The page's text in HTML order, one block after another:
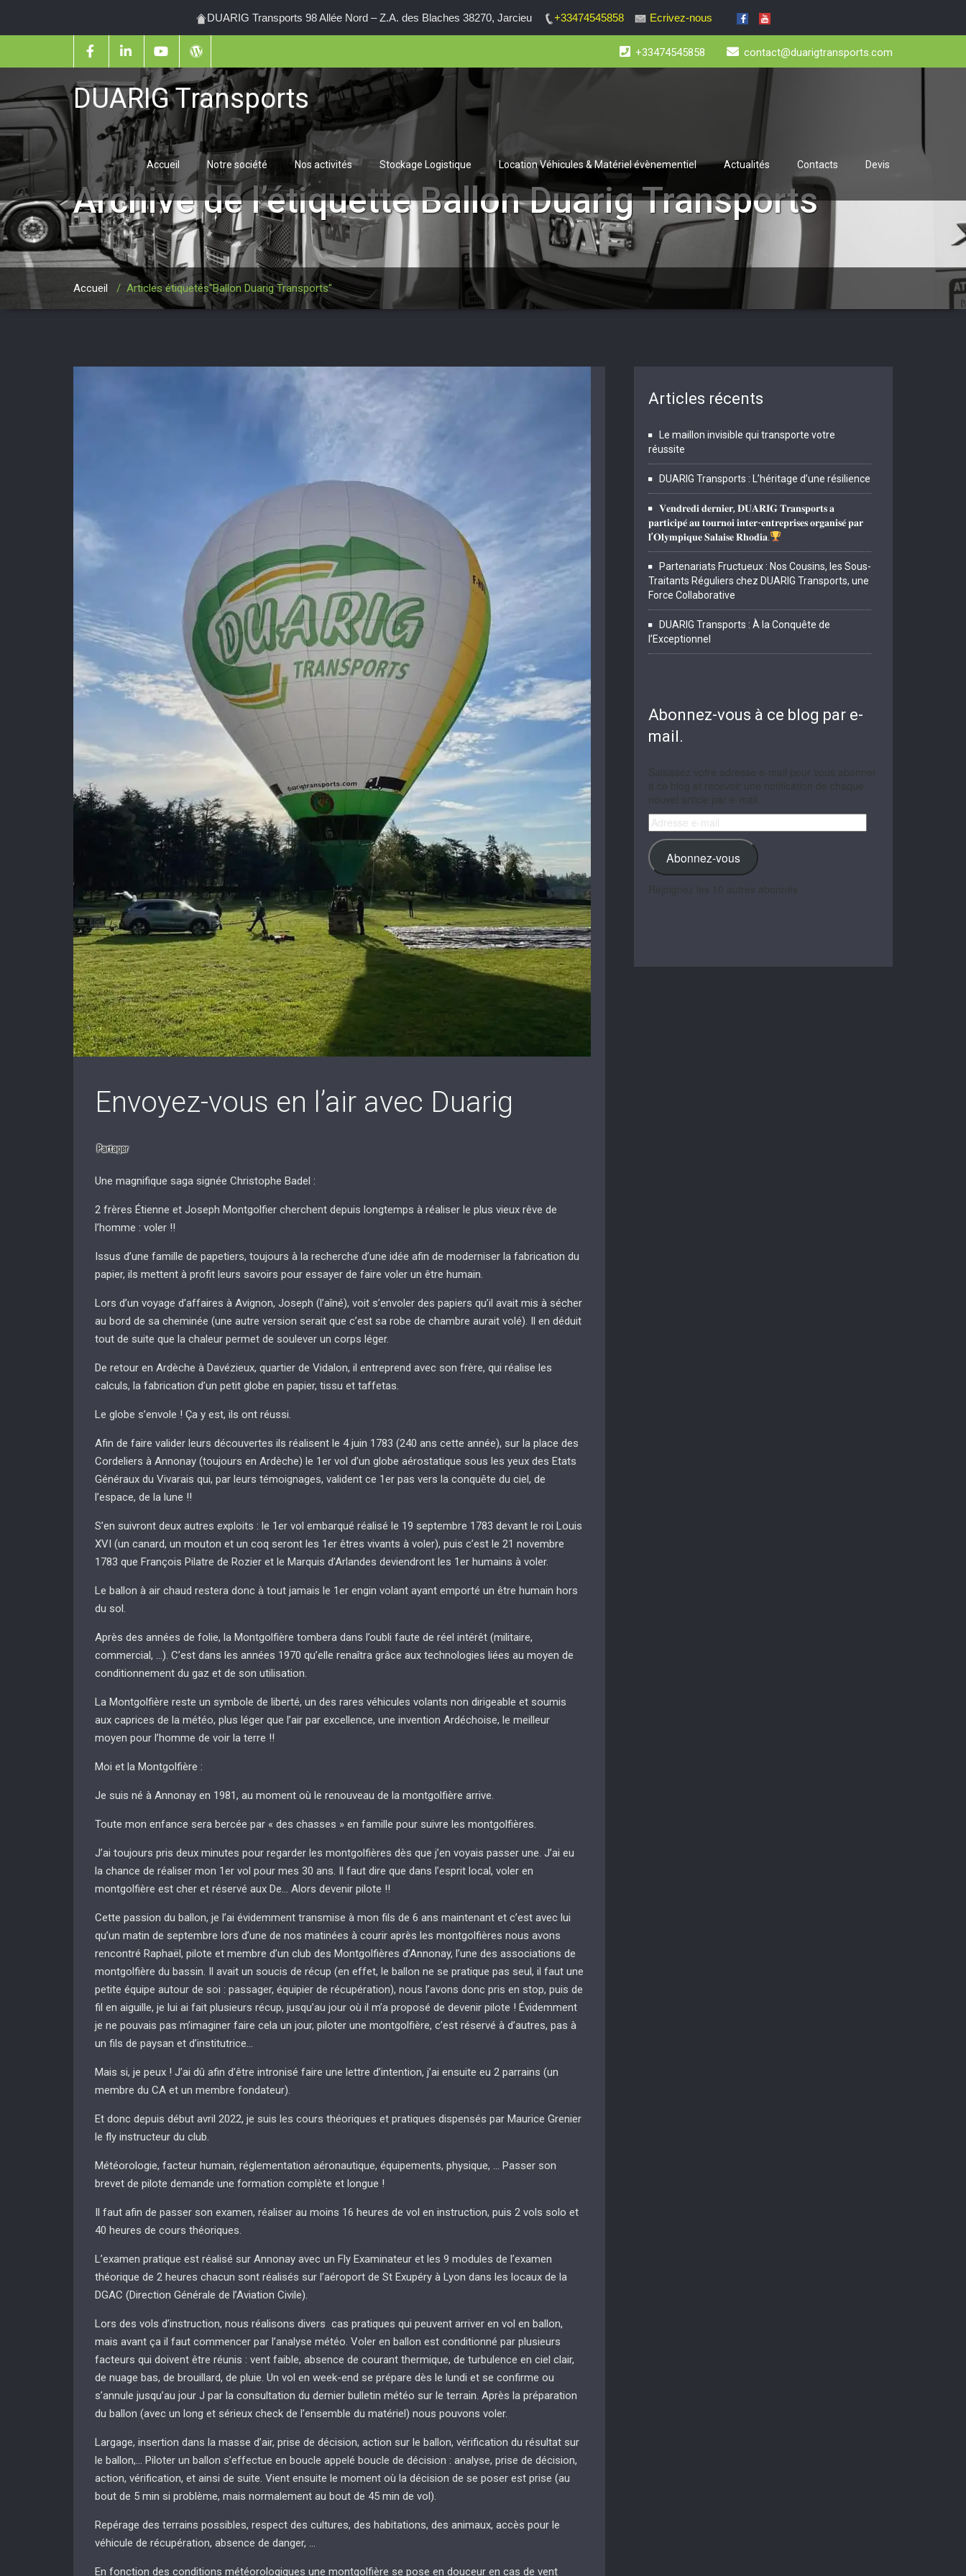
DUARIG Transports 98 Allée Nord – Z.A. des Blaches 38270, Jarcieu +33474545858 Ecrivez-nous
+33474545858 contact@duarigtransports.com
DUARIG Transports
Accueil Notre société Nos activités Stockage Logistique Location Véhicules & Matériel évènementiel Actualités Contacts Devis
Archive de l’étiquetteBallon Duarig Transports
Accueil / Articles étiquetés"Ballon Duarig Transports"
Envoyez-vous en l’air avec Duarig
Une magnifique saga signée Christophe Badel :
2 frères Étienne et Joseph Montgolfier cherchent depuis longtemps à réaliser le plus vieux rêve de
l’homme : voler !!
Issus d’une famille de papetiers, toujours à la recherche d’une idée afin de moderniser la fabrication du
papier, ils mettent à profit leurs savoirs pour essayer de faire voler un être humain.
Lors d’un voyage d’affaires à Avignon, Joseph (l’aîné), voit s’envoler des papiers qu’il avait mis à sécher
au bord de sa cheminée (une autre version serait que c’est sa robe de chambre aurait volé). Il en déduit
tout de suite que la chaleur permet de soulever un corps léger.
De retour en Ardèche à Davézieux, quartier de Vidalon, il entreprend avec son frère, qui réalise les
calculs, la fabrication d’un petit globe en papier, tissu et taffetas.
Le globe s’envole ! Ça y est, ils ont réussi.
Afin de faire valider leurs découvertes ils réalisent le 4 juin 1783 (240 ans cette année), sur la place des
Cordeliers à Annonay (toujours en Ardèche) le 1er vol d’un globe aérostatique sous les yeux des Etats
Généraux du Vivarais qui, par leurs témoignages, valident ce 1er pas vers la conquête du ciel, de
l’espace, de la lune !!
S’en suivront deux autres exploits : le 1er vol embarqué réalisé le 19 septembre 1783 devant le roi Louis
XVI (un canard, un mouton et un coq seront les 1er êtres vivants à voler), puis c’est le 21 novembre
1783 que François Pilatre de Rozier et le Marquis d’Arlandes deviendront les 1er humains à voler.
Le ballon à air chaud restera donc à tout jamais le 1er engin volant ayant emporté un être humain hors
du sol.
Après des années de folie, la Montgolfière tombera dans l’oubli faute de réel intérêt (militaire,
commercial, …). C’est dans les années 1970 qu’elle renaîtra grâce aux technologies liées au moyen de
conditionnement du gaz et de son utilisation.
La Montgolfière reste un symbole de liberté, un des rares véhicules volants non dirigeable et soumis
aux caprices de la météo, plus léger que l’air par excellence, une invention Ardéchoise, le meilleur
moyen pour l’homme de voir la terre !!
Moi et la Montgolfière :
Je suis né à Annonay en 1981, au moment où le renouveau de la montgolfière arrive.
Toute mon enfance sera bercée par « des chasses » en famille pour suivre les montgolfières.
J’ai toujours pris deux minutes pour regarder les montgolfières dès que j’en voyais passer une. J’ai eu
la chance de réaliser mon 1er vol pour mes 30 ans. Il faut dire que dans l’esprit local, voler en
montgolfière est cher et réservé aux De… Alors devenir pilote !!
Cette passion du ballon, je l’ai évidemment transmise à mon fils de 6 ans maintenant et c’est avec lui
qu’un matin de septembre lors d’une de nos matinées à courir après les montgolfières nous avons
rencontré Raphaël, pilote et membre d’un club des Montgolfières d’Annonay, l’une des associations de
montgolfière du bassin. Il avait un soucis de récup (en effet, le ballon ne se pratique pas seul, il faut une
petite équipe autour de soi : passager, équipier de récupération), nous l’avons donc pris en stop, puis de
fil en aiguille, je lui ai fait plusieurs récup, jusqu’au jour où il m’a proposé de devenir pilote ! Évidemment
je ne pouvais pas m’imaginer faire cela un jour, piloter une montgolfière, c’est réservé à d’autres, pas à
un fils de paysan et d’institutrice…
Mais si, je peux ! J’ai dû afin d’être intronisé faire une lettre d’intention, j’ai ensuite eu 2 parrains (un
membre du CA et un membre fondateur).
Et donc depuis début avril 2022, je suis les cours théoriques et pratiques dispensés par Maurice Grenier
le fly instructeur du club.
Météorologie, facteur humain, réglementation aéronautique, équipements, physique, … Passer son
brevet de pilote demande une formation complète et longue !
Il faut afin de passer son examen, réaliser au moins 16 heures de vol en instruction, puis 2 vols solo et
40 heures de cours théoriques.
L’examen pratique est réalisé sur Annonay avec un Fly Examinateur et les 9 modules de l’examen
théorique de 2 heures chacun sont réalisés sur l’aéroport de St Exupéry à Lyon dans les locaux de la
DGAC (Direction Générale de l’Aviation Civile).
Lors des vols d’instruction, nous réalisons divers cas pratiques qui peuvent arriver en vol en ballon,
mais avant ça il faut commencer par l’analyse météo. Voler en ballon est conditionné par plusieurs
facteurs qui doivent être réunis : vent faible, absence de courant thermique, de turbulence en ciel clair,
de nuage bas, de brouillard, de pluie. Un vol en week-end se prépare dès le lundi et se confirme ou
s’annule jusqu’au jour J par la consultation du dernier bulletin météo sur le terrain. Après la préparation
du ballon (avec un long et sérieux check de l’ensemble du matériel) nous pouvons voler.
Largage, insertion dans la masse d’air, prise de décision, action sur le ballon, vérification du résultat sur
le ballon,… Piloter un ballon s’effectue en boucle appelé boucle de décision : analyse, prise de décision,
action, vérification, et ainsi de suite. Vient ensuite le moment où la décision de se poser est prise (au
bout de 5 min si problème, mais normalement au bout de 45 min de vol).
Repérage des terrains possibles, respect des cultures, des habitations, des animaux, accès pour le
véhicule de récupération, absence de danger, …
En fonction des conditions météorologiques une montgolfière se pose en douceur en cas de vent
Articles récents
Le maillon invisible qui transporte votre
réussite
DUARIG Transports : L’héritage d’une résilience
𝐕𝐞𝐧𝐝𝐫𝐞𝐝𝐢 𝐝𝐞𝐫𝐧𝐢𝐞𝐫, 𝐃𝐔𝐀𝐑𝐈𝐆 𝐓𝐫𝐚𝐧𝐬𝐩𝐨𝐫𝐭𝐬 𝐚
𝐩𝐚𝐫𝐭𝐢𝐜𝐢𝐩𝐞́ 𝐚𝐮 𝐭𝐨𝐮𝐫𝐧𝐨𝐢 𝐢𝐧𝐭𝐞𝐫-𝐞𝐧𝐭𝐫𝐞𝐩𝐫𝐢𝐬𝐞𝐬 𝐨𝐫𝐠𝐚𝐧𝐢𝐬𝐞́ 𝐩𝐚𝐫
𝐥’𝐎𝐥𝐲𝐦𝐩𝐢𝐪𝐮𝐞 𝐒𝐚𝐥𝐚𝐢𝐬𝐞 𝐑𝐡𝐨𝐝𝐢𝐚.
Partenariats Fructueux : Nos Cousins, les Sous-
Traitants Réguliers chez DUARIG Transports, une
Force Collaborative
DUARIG Transports : À la Conquête de
l’Exceptionnel
Abonnez-vous à ce blog par e-
mail.
Adresse
e-
mail
Abonnez-vous